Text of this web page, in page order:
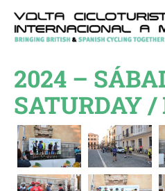
2024 –
SATURDAY /